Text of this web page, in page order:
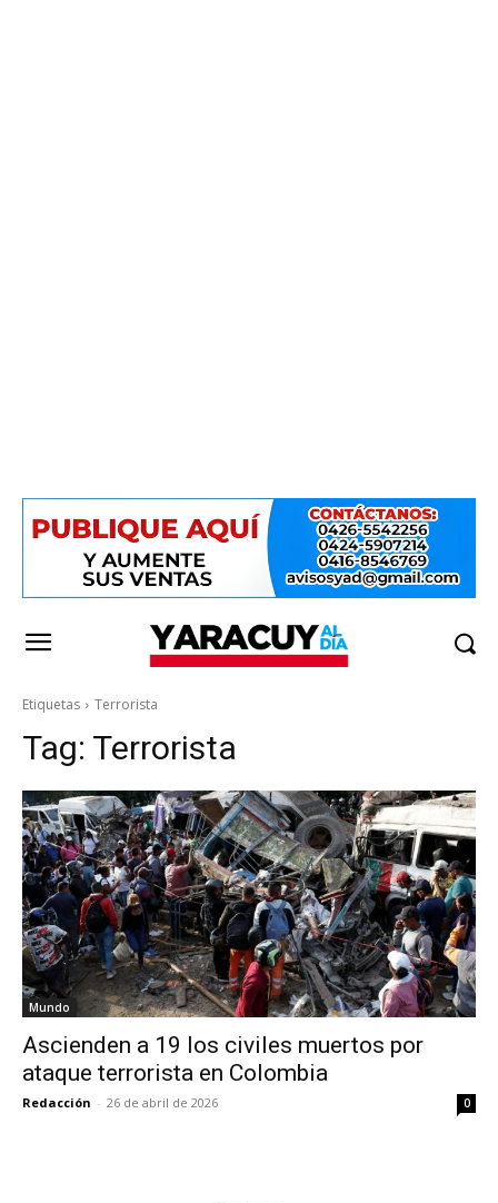
Etiquetas Terrorista
Tag: Terrorista
Mundo
Ascienden a 19 los civiles muertos por
ataque terrorista en Colombia
Redacción - 26 de abril de 2026 0